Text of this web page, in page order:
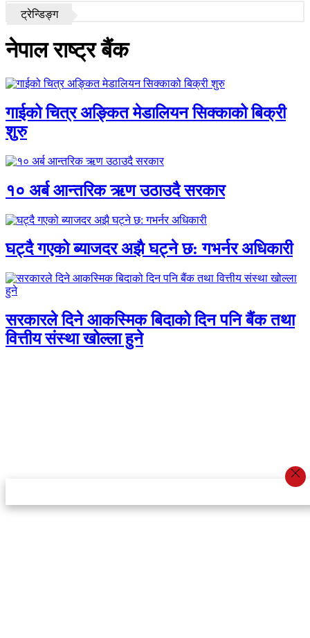
ट्रेन्डिङ्ग
नेपाल राष्ट्र बैंक
गाईको चित्र अङ्कित मेडालियन सिक्काको बिक्री
शुरु
१० अर्ब आन्तरिक ऋण उठाउदै सरकार
घट्दै गएको ब्याजदर अझै घट्ने छ: गभर्नर अधिकारी
सरकारले दिने आकस्मिक बिदाको दिन पनि बैंक तथा
वित्तीय संस्था खोल्ला हुने